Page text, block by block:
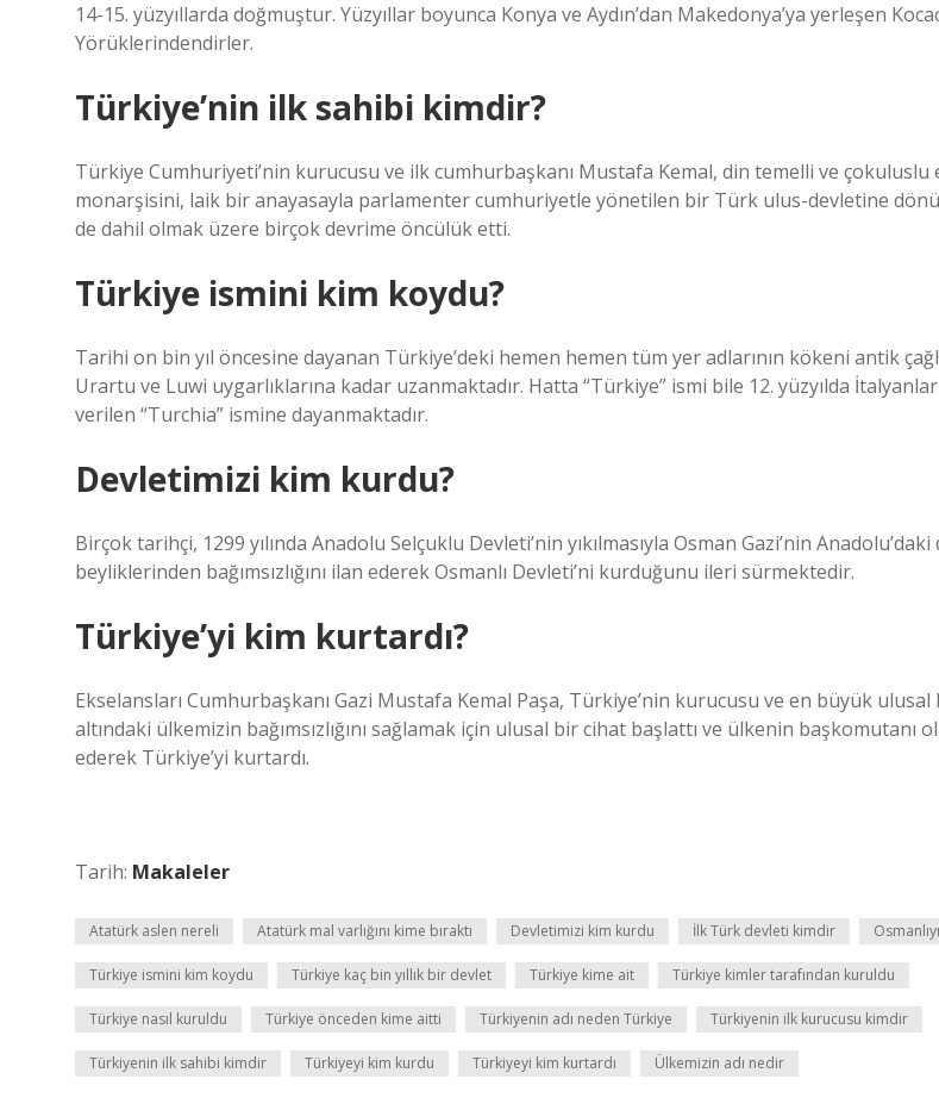
14-15. yüzyıllarda doğmuştur. Yüzyıllar boyunca Konya ve Aydın’dan Makedonya’ya yerleşen
Yörüklerindendirler.
Türkiye’nin ilk sahibi kimdir?
Türkiye Cumhuriyeti’nin kurucusu ve ilk cumhurbaşkanı Mustafa Kemal, din temelli ve çokuluslu
monarşisini, laik bir anayasayla parlamenter cumhuriyetle yönetilen bir Türk ulus-devletine
de dahil olmak üzere birçok devrime öncülük etti.
Türkiye ismini kim koydu?
Tarihi on bin yıl öncesine dayanan Türkiye’deki hemen hemen tüm yer adlarının kökeni antik
Urartu ve Luwi uygarlıklarına kadar uzanmaktadır. Hatta “Türkiye” ismi bile 12. yüzyılda
verilen “Turchia” ismine dayanmaktadır.
Devletimizi kim kurdu?
Birçok tarihçi, 1299 yılında Anadolu Selçuklu Devleti’nin yıkılmasıyla Osman Gazi’nin
beyliklerinden bağımsızlığını ilan ederek Osmanlı Devleti’ni kurduğunu ileri sürmektedir.
Türkiye’yi kim kurtardı?
Ekselansları Cumhurbaşkanı Gazi Mustafa Kemal Paşa, Türkiye’nin kurucusu ve en büyük ulusal
altındaki ülkemizin bağımsızlığını sağlamak için ulusal bir cihat başlattı ve ülkenin başkomutanı
ederek Türkiye’yi kurtardı.
Tarih: Makaleler
Atatürk aslen nereli Atatürk mal varlığını kime bıraktı Devletimizi kim kurdu İlk Türk devleti kimdir
Türkiye ismini kim koydu Türkiye kaç bin yıllık bir devlet Türkiye kime ait Türkiye kimler tarafından kuruldu
Türkiye nasıl kuruldu Türkiye önceden kime aitti Türkiyenin adı neden Türkiye Türkiyenin ilk kurucusu kimdir
Türkiyenin ilk sahibi kimdir Türkiyeyi kim kurdu Türkiyeyi kim kurtardı Ülkemizin adı nedir